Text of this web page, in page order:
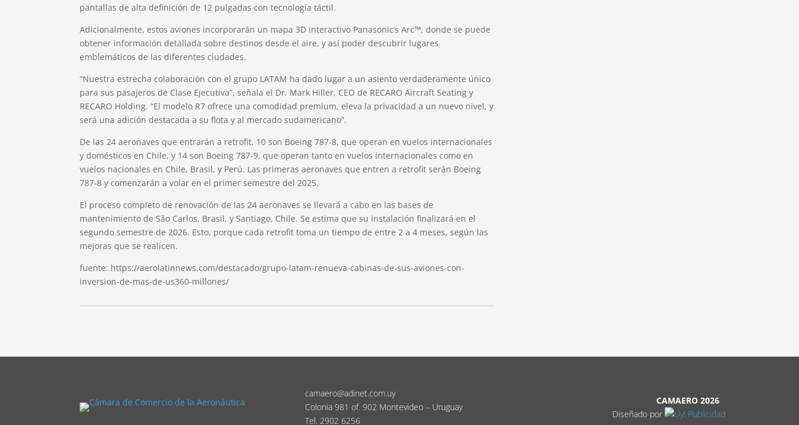
pantallas de alta definición de 12 pulgadas con tecnología táctil.
Adicionalmente, estos aviones incorporarán un mapa 3D interactivo Panasonic’s Arc™, donde se puede
obtener información detallada sobre destinos desde el aire, y así poder descubrir lugares
emblemáticos de las diferentes ciudades.
“Nuestra estrecha colaboración con el grupo LATAM ha dado lugar a un asiento verdaderamente único
para sus pasajeros de Clase Ejecutiva”, señala el Dr. Mark Hiller, CEO de RECARO Aircraft Seating y
RECARO Holding. “El modelo R7 ofrece una comodidad premium, eleva la privacidad a un nuevo nivel, y
será una adición destacada a su flota y al mercado sudamericano”.
De las 24 aeronaves que entrarán a retrofit, 10 son Boeing 787-8, que operan en vuelos internacionales
y domésticos en Chile, y 14 son Boeing 787-9, que operan tanto en vuelos internacionales como en
vuelos nacionales en Chile, Brasil, y Perú. Las primeras aeronaves que entren a retrofit serán Boeing
787-8 y comenzarán a volar en el primer semestre del 2025.
El proceso completo de renovación de las 24 aeronaves se llevará a cabo en las bases de
mantenimiento de São Carlos, Brasil, y Santiago, Chile. Se estima que su instalación finalizará en el
segundo semestre de 2026. Esto, porque cada retrofit toma un tiempo de entre 2 a 4 meses, según las
mejoras que se realicen.
fuente: https://aerolatinnews.com/destacado/grupo-latam-renueva-cabinas-de-sus-aviones-con-
inversion-de-mas-de-us360-millones/
camaero@adinet.com.uy
Colonia 981 of. 902 Montevideo – Uruguay
Tel. 2902 6256
CAMAERO 2026
Diseñado por